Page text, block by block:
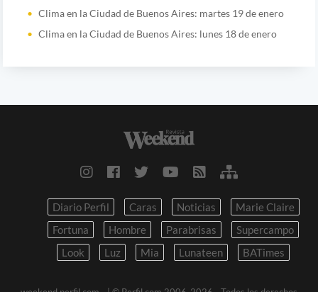
Clima en la Ciudad de Buenos Aires: martes 19 de enero
Clima en la Ciudad de Buenos Aires: lunes 18 de enero
Diario Perfil Caras Noticias
Marie Claire
Fortuna
Hombre Parabrisas
Supercampo
Look
Luz Mia Lunateen BATimes